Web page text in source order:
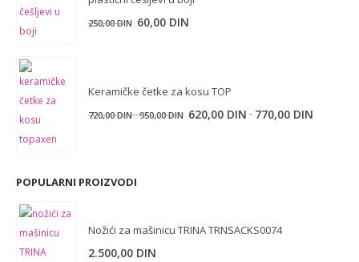
250,00DIN 60,00 DIN
Keramičke četke za kosu TOP
720,00DIN-950,00DIN 620,00 DIN - 770,00 DIN
POPULARNI PROIZVODI
Nožići za mašinicu TRINA TRNSACKS0074
2.500,00 DIN